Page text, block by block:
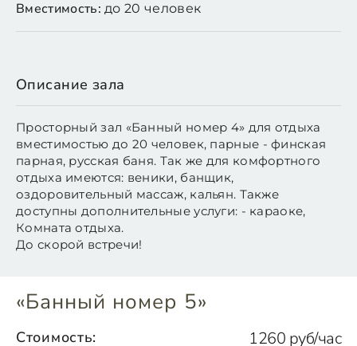
Вместимость: до 20 человек
Описание зала
Просторный зал «Банный номер 4» для отдыха
вместимостью до 20 человек, парные - финская
парная, русская баня. Так же для комфортного
отдыха имеются: веники, банщик,
оздоровительный массаж, кальян. Также
доступны дополнительные услуги: - караоке,
Комната отдыха.
До скорой встречи!
«Банный номер 5»
Стоимость: 1260 руб/час